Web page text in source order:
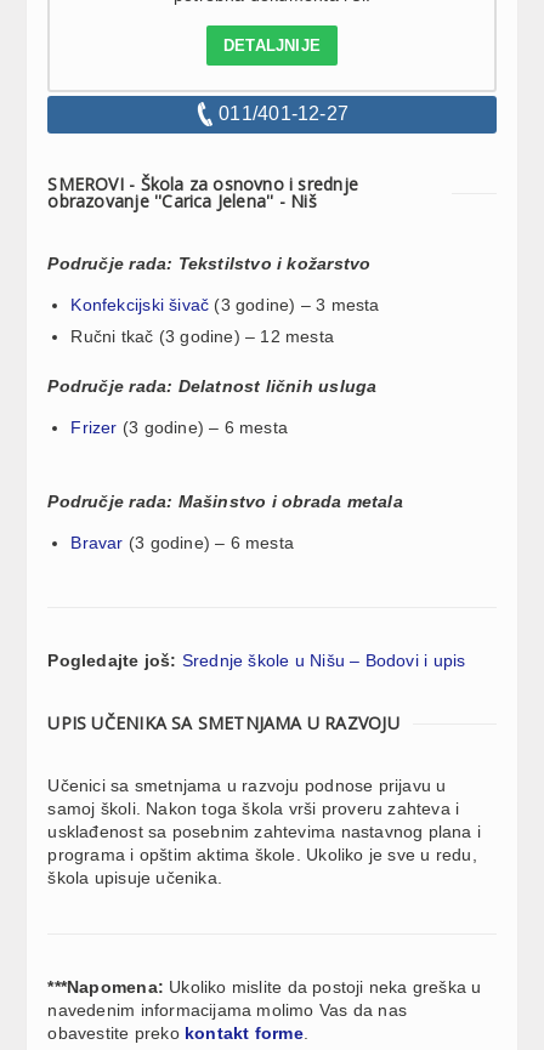
DETALJNIJE
011/401-12-27
SMEROVI - Škola za osnovno i srednje
obrazovanje ''Carica Jelena'' - Niš
Područje rada: Tekstilstvo i kožarstvo
Konfekcijski šivač (3 godine) – 3 mesta
Ručni tkač (3 godine) – 12 mesta
Područje rada: Delatnost ličnih usluga
Frizer (3 godine) – 6 mesta
Područje rada: Mašinstvo i obrada metala
Bravar (3 godine) – 6 mesta
Pogledajte još: Srednje škole u Nišu – Bodovi i upis
UPIS UČENIKA SA SMETNJAMA U RAZVOJU
Učenici sa smetnjama u razvoju podnose prijavu u
samoj školi. Nakon toga škola vrši proveru zahteva i
usklađenost sa posebnim zahtevima nastavnog plana i
programa i opštim aktima škole. Ukoliko je sve u redu,
škola upisuje učenika.
***Napomena: Ukoliko mislite da postoji neka greška u
navedenim informacijama molimo Vas da nas
obavestite preko kontakt forme.